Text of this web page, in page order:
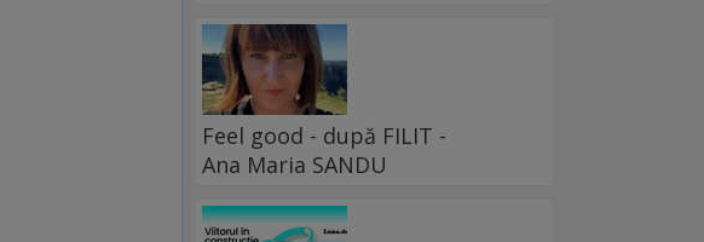
Feel good - după FILIT -
Ana Maria SANDU